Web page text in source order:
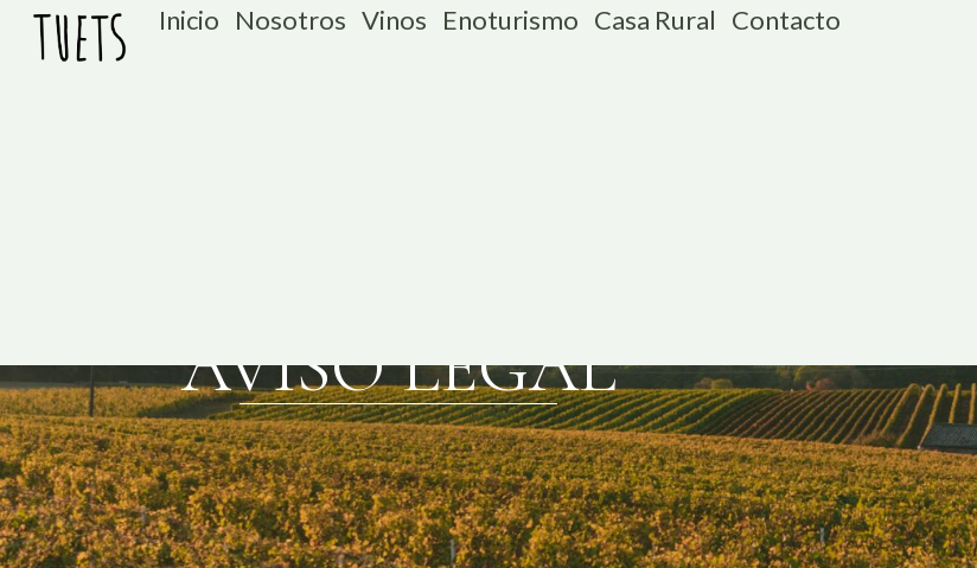
Inicio Nosotros Vinos Enoturismo Casa Rural Contacto
AVISO LEGAL